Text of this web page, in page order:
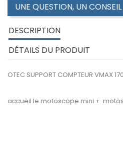
UNE QUESTION, UN
DESCRIPTION
DÉTAILS DU PRODUIT
OTEC SUPPORT COMPTEUR VMAX
accueil le motoscope mini +